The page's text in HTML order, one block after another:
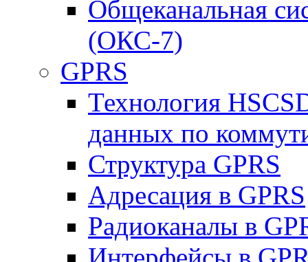
Общеканальная
(ОКС-7)
GPRS
Технология
данных по
Структура GPRS
Адресация в GPRS
Радиоканалы в